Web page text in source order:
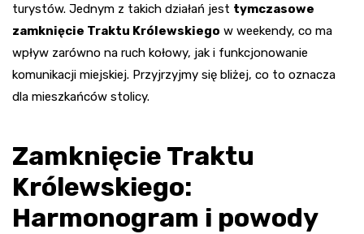
turystów. Jednym z takich działań jest tymczasowe
zamknięcie Traktu Królewskiego w weekendy, co ma
wpływ zarówno na ruch kołowy, jak i funkcjonowanie
komunikacji miejskiej. Przyjrzyjmy się bliżej, co to oznacza
dla mieszkańców stolicy.
Zamknięcie Traktu
Królewskiego:
Harmonogram i powody